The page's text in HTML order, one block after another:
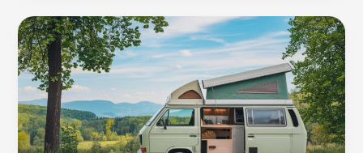
Šoferjem:
Cena
in
Ponudniki
2026